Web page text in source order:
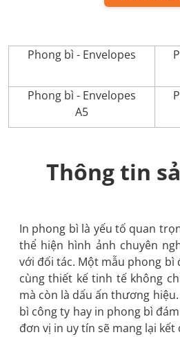
Phong bì - Envelopes
Phong bì - Envelopes
A5
Thông tin
In phong bì là yếu tố quan
thể hiện hình ảnh chuyên
với đối tác. Một mẫu phong bì
cùng thiết kế tinh tế không
mà còn là dấu ấn thương
bì công ty hay in phong bì
đơn vị in uy tín sẽ mang lại kết